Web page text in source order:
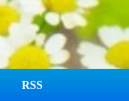
RSS